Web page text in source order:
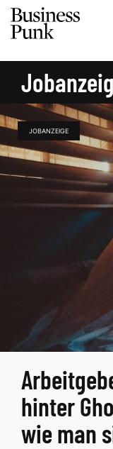
JOBANZEIGE
hinter
wie man